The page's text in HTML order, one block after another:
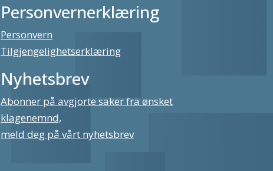
Personvernerklæring
Personvern
Tilgjengelighetserklæring
Nyhetsbrev
Abonner på avgjorte saker fra ønsket
klagenemnd,
meld deg på vårt nyhetsbrev